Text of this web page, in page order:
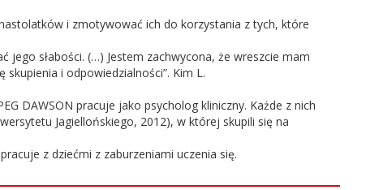
i zmotywować ich do korzystania z tych, które
jego słabości. (…) Jestem zachwycona, że wreszcie mam
i odpowiedzialności”. Kim L.
DAWSON pracuje jako psycholog kliniczny. Każde z nich
Jagiellońskiego, 2012), w której skupili się na
z dziećmi z zaburzeniami uczenia się.